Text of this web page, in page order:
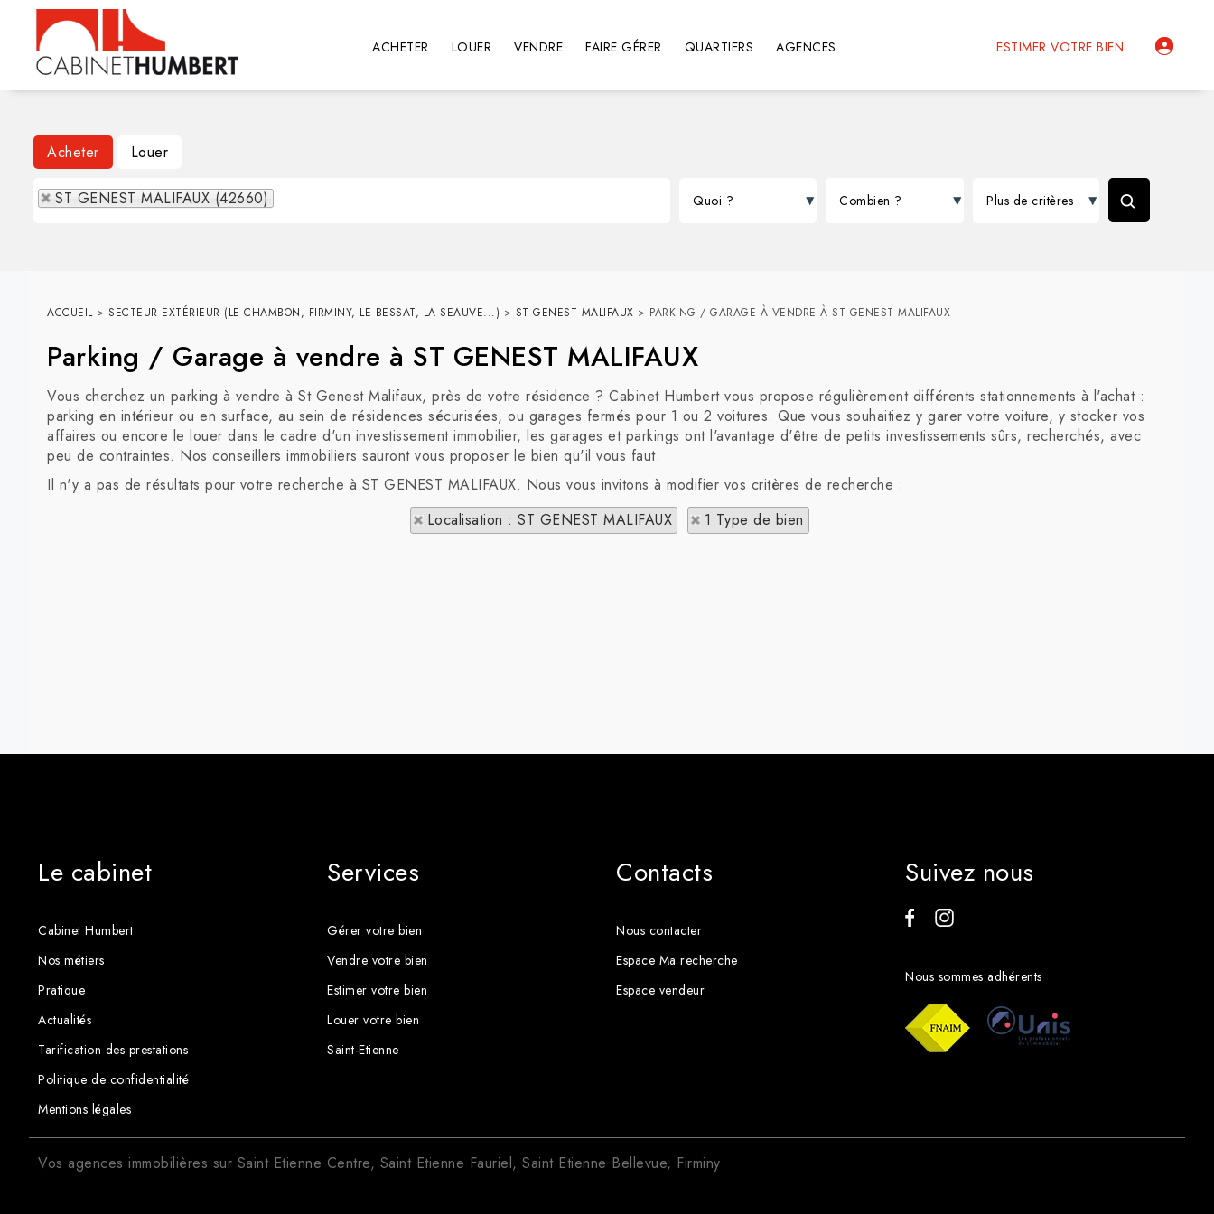
ESTIMER VOTRE BIEN
ACHETER LOUER VENDRE FAIRE GÉRER QUARTIERS AGENCES
Acheter Louer
ST GENEST MALIFAUX (42660)
ACCUEIL> SECTEUR EXTÉRIEUR (LE CHAMBON, FIRMINY, LE BESSAT, LA SEAUVE...) > ST GENEST MALIFAUX > PARKING / GARAGE À VENDRE À ST GENEST MALIFAUX
Parking / Garage à vendre à ST GENEST MALIFAUX
Vous cherchez un parking à vendre à St Genest Malifaux, près de votre résidence ? Cabinet Humbert vous propose régulièrement différents stationnements à l'achat :
parking en intérieur ou en surface, au sein de résidences sécurisées, ou garages fermés pour 1 ou 2 voitures. Que vous souhaitiez y garer votre voiture, y stocker vos
affaires ou encore le louer dans le cadre d'un investissement immobilier, les garages et parkings ont l'avantage d'être de petits investissements sûrs, recherchés, avec
peu de contraintes. Nos conseillers immobiliers sauront vous proposer le bien qu'il vous faut.
Il n'y a pas de résultats pour votre recherche à ST GENEST MALIFAUX. Nous vous invitons à modifier vos critères de recherche :
Localisation : ST GENEST MALIFAUX
1 Type de bien
Le cabinet
Cabinet Humbert
Nos métiers
Pratique
Actualités
Tarification des prestations
Politique de confidentialité
Mentions légales
Services
Gérer votre bien
Vendre votre bien
Estimer votre bien
Louer votre bien
Saint-Etienne
Contacts
Nous contacter
Espace Ma recherche
Espace vendeur
Suivez nous
Nous sommes adhérents
Vos agences immobilières sur Saint Etienne Centre, Saint Etienne Fauriel, Saint Etienne Bellevue, Firminy